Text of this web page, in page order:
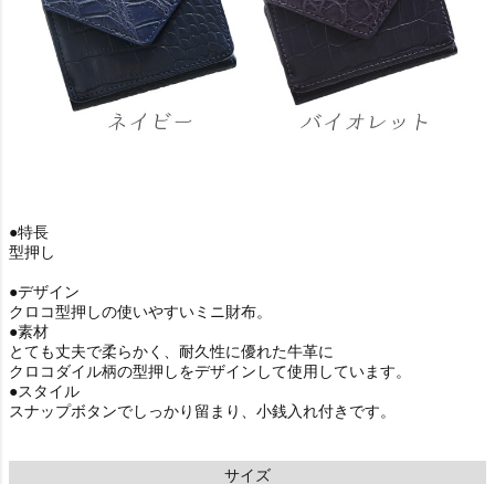
●特長
型押し
●デザイン
クロコ型押しの使いやすいミニ財布。
●素材
とても丈夫で柔らかく、耐久性に優れた牛革に
クロコダイル柄の型押しをデザインして使用しています。
●スタイル
スナップボタンでしっかり留まり、小銭入れ付きです。
サイズ